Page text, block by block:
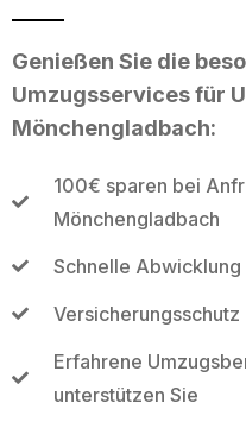
Genießen Sie die
Umzugsservices für
Mönchengladbach:
100€ sparen bei
Mönchengladbach
Schnelle Abwicklung
Erfahrene
unterstützen Sie